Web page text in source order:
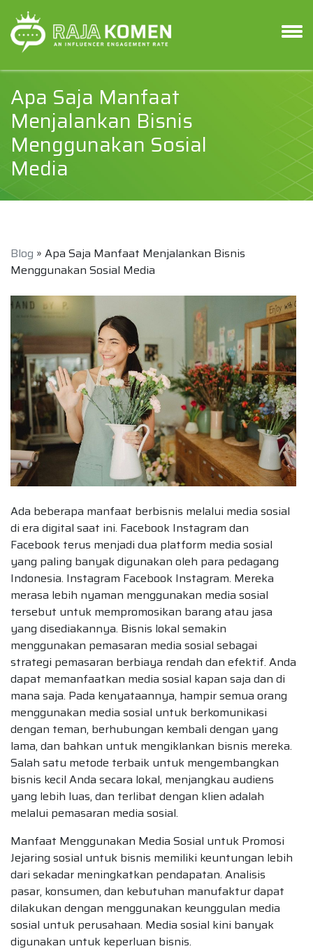
Apa Saja Manfaat
Menjalankan Bisnis
Menggunakan Sosial
Media
Blog » Apa Saja Manfaat Menjalankan Bisnis
Menggunakan Sosial Media
Ada beberapa manfaat berbisnis melalui media sosial
di era digital saat ini. Facebook Instagram dan
Facebook terus menjadi dua platform media sosial
yang paling banyak digunakan oleh para pedagang
Indonesia. Instagram Facebook Instagram. Mereka
merasa lebih nyaman menggunakan media sosial
tersebut untuk mempromosikan barang atau jasa
yang disediakannya. Bisnis lokal semakin
menggunakan pemasaran media sosial sebagai
strategi pemasaran berbiaya rendah dan efektif. Anda
dapat memanfaatkan media sosial kapan saja dan di
mana saja. Pada kenyataannya, hampir semua orang
menggunakan media sosial untuk berkomunikasi
dengan teman, berhubungan kembali dengan yang
lama, dan bahkan untuk mengiklankan bisnis mereka.
Salah satu metode terbaik untuk mengembangkan
bisnis kecil Anda secara lokal, menjangkau audiens
yang lebih luas, dan terlibat dengan klien adalah
melalui pemasaran media sosial.
Manfaat Menggunakan Media Sosial untuk Promosi
Jejaring sosial untuk bisnis memiliki keuntungan lebih
dari sekadar meningkatkan pendapatan. Analisis
pasar, konsumen, dan kebutuhan manufaktur dapat
dilakukan dengan menggunakan keunggulan media
sosial untuk perusahaan. Media sosial kini banyak
digunakan untuk keperluan bisnis.